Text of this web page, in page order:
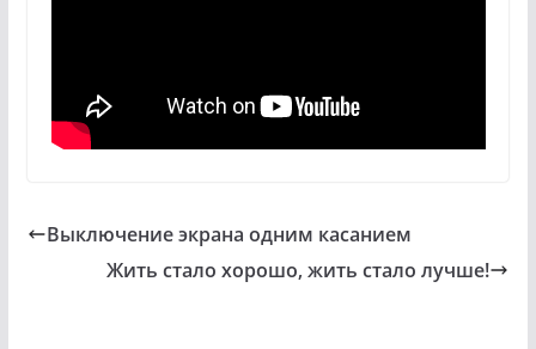
Выключение экрана одним касанием
Жить стало хорошо, жить стало лучше!